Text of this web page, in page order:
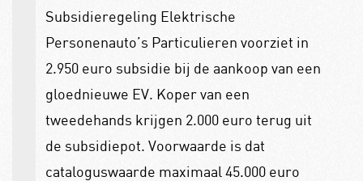
Subsidieregeling Elektrische
Personenauto’s Particulieren voorziet in
2.950 euro subsidie bij de aankoop van een
gloednieuwe EV. Koper van een
tweedehands krijgen 2.000 euro terug uit
de subsidiepot. Voorwaarde is dat
cataloguswaarde maximaal 45.000 euro